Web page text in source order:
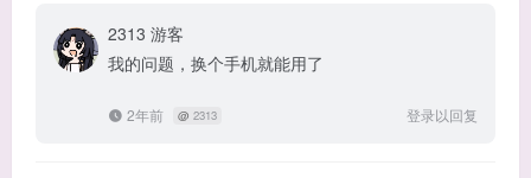
2313 游客
我的问题，换个手机就能用了
2年前 @ 2313 登录以回复